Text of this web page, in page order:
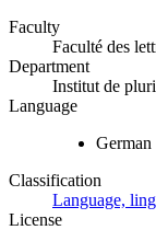
Faculty
Faculté des
Department
Institut de
Language
German
Classification
Language,
License